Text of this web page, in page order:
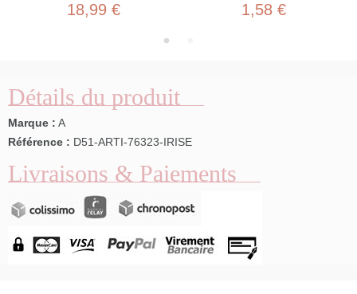
18,99 € 1,58 €
Détails du produit
Marque : A
Référence : D51-ARTI-76323-IRISE
Livraisons & Paiements